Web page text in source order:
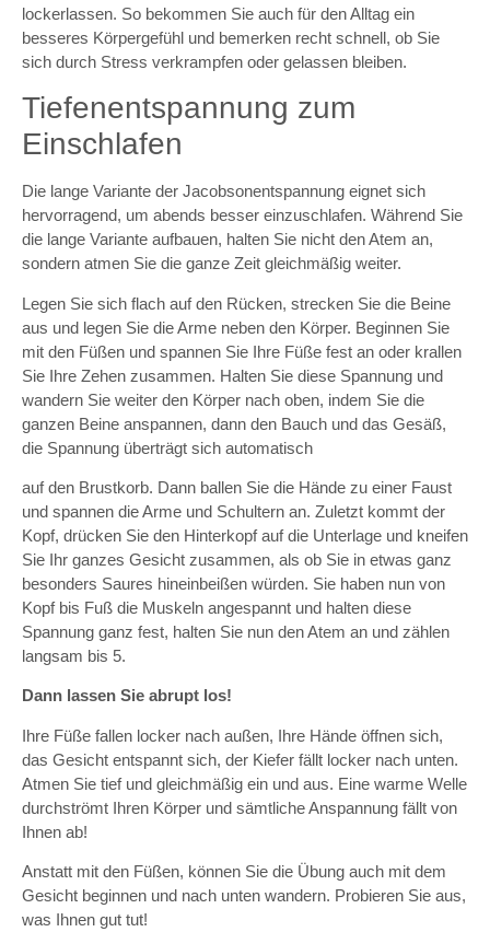
lockerlassen. So bekommen Sie auch für den Alltag ein
besseres Körpergefühl und bemerken recht schnell, ob Sie
sich durch Stress verkrampfen oder gelassen bleiben.
Tiefenentspannung zum
Einschlafen
Die lange Variante der Jacobsonentspannung eignet sich
hervorragend, um abends besser einzuschlafen. Während Sie
die lange Variante aufbauen, halten Sie nicht den Atem an,
sondern atmen Sie die ganze Zeit gleichmäßig weiter.
Legen Sie sich flach auf den Rücken, strecken Sie die Beine
aus und legen Sie die Arme neben den Körper. Beginnen Sie
mit den Füßen und spannen Sie Ihre Füße fest an oder krallen
Sie Ihre Zehen zusammen. Halten Sie diese Spannung und
wandern Sie weiter den Körper nach oben, indem Sie die
ganzen Beine anspannen, dann den Bauch und das Gesäß,
die Spannung überträgt sich automatisch
auf den Brustkorb. Dann ballen Sie die Hände zu einer Faust
und spannen die Arme und Schultern an. Zuletzt kommt der
Kopf, drücken Sie den Hinterkopf auf die Unterlage und kneifen
Sie Ihr ganzes Gesicht zusammen, als ob Sie in etwas ganz
besonders Saures hineinbeißen würden. Sie haben nun von
Kopf bis Fuß die Muskeln angespannt und halten diese
Spannung ganz fest, halten Sie nun den Atem an und zählen
langsam bis 5.
Dann lassen Sie abrupt los!
Ihre Füße fallen locker nach außen, Ihre Hände öffnen sich,
das Gesicht entspannt sich, der Kiefer fällt locker nach unten.
Atmen Sie tief und gleichmäßig ein und aus. Eine warme Welle
durchströmt Ihren Körper und sämtliche Anspannung fällt von
Ihnen ab!
Anstatt mit den Füßen, können Sie die Übung auch mit dem
Gesicht beginnen und nach unten wandern. Probieren Sie aus,
was Ihnen gut tut!